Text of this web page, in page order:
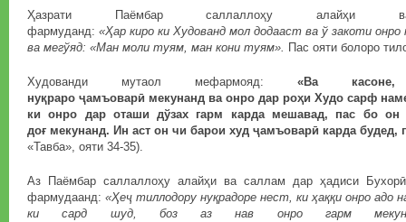
Ҳазрати Паёмбар саллаллоҳу
фармуданд: «Ҳар киро ки Худованд мол додааст ва ў закоти онро
ва мегўяд: «Ман моли туям, ман кони туям». Пас ояти болоро
Худованди мутаол мефармояд: «Ва
нуқраро ҷамъоварӣ мекунанд ва онро дар роҳи Худо сарф
ки онро дар оташи дўзах гарм карда мешавад, пас бо он
доғ мекунанд. Ин аст он чи барои худ ҷамъоварӣ карда будед,
«Тавба», ояти 34-35).
Аз Паёмбар саллаллоҳу алайҳи ва саллам дар ҳадиси
фармудаанд: «Ҳеҷ тиллодору нуқрадоре нест, ки ҳаққи онро адо
ки сард шуд, боз аз нав онро гарм